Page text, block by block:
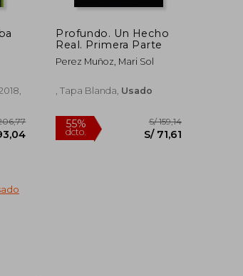
Profundo. Un Hecho
Real. Primera Parte
Perez Muñoz, Mari Sol
, Tapa Blanda, Usado